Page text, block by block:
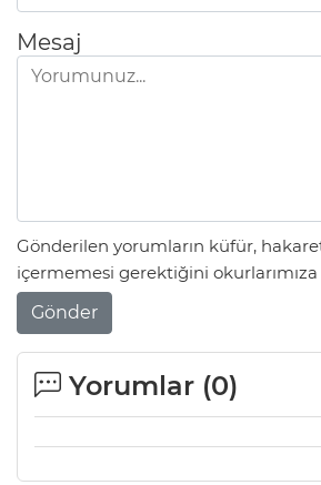
Mesaj
Gönderilen yorumların küfür,
içermemesi gerektiğini okurlarımıza
Gönder
Yorumlar (0)